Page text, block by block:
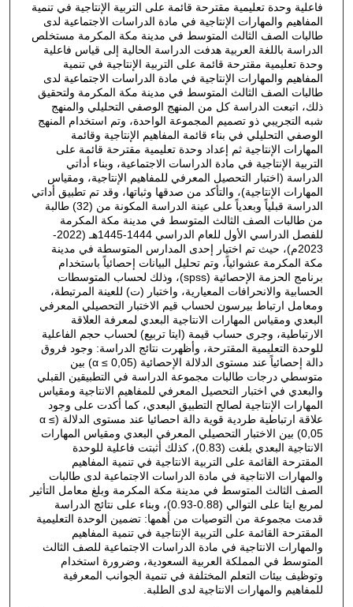
فاعلية وحدة تعليمية مقترحة قائمة على التربية الإنتاجية في تنمية
المفاهيم والمهارات الإنتاجية في مادة الدراسات الاجتماعية لدى
طالبات الصف الثالث المتوسط في مدينة مكة المكرمة مستخلص
الدراسة باللغة العربية هدفت الدراسة الحالية إلى قياس فاعلية
وحدة تعليمية مقترحة قائمة على التربية الإنتاجية في تنمية
المفاهيم والمهارات الإنتاجية في مادة الدراسات الاجتماعية لدى
طالبات الصف الثالث المتوسط في مدينة مكة المكرمة ولتحقيق
ذلك، اتبعت الدراسة كل من المنهج الوصفي التحليلي والمنهج
شبه التجريبي ذو تصميم المجموعة الواحدة، وتم استخدام المنهج
الوصفي التحليلي في بناء قائمة المفاهيم الإنتاجية وقائمة
المهارات الإنتاجية ثم إعداد وحدة تعليمية مقترحة قائمة على
التربية الإنتاجية في مادة الدراسات الاجتماعية، وبناء أداتي
الدراسة (اختبار التحصيل المعرفي للمفاهيم الإنتاجية، ومقياس
المهارات الإنتاجية)، والتأكد من صدقها وثباتها، وقد تم تطبيق أداتي
الدراسة قبلياً وبعدياً على عينة الدراسة المكونة من (32) طالبة
من طالبات الصف الثالث المتوسط في مدينة مكة المكرمة
للفصل الدراسي الأول للعام الدراسي 1444-1445هـ (2022-
2023م)، حيث تم اختيار إحدى المدارس المتوسطة في مدينة
مكة المكرمة عشوائياً، وتم تحليل البيانات إحصائياً باستخدام
برنامج الحزمة الإحصائية (spss)، وذلك لحساب المتوسطات
الحسابية والانحرافات المعيارية، واختبار (ت) للعينة المرتبطة،
ومعامل ارتباط بيرسون لحساب قيم الاختبار التحصيلي المعرفي
البعدي ومقياس المهارات الانتاجية البعدي لمعرفة العلاقة
الارتباطية، وجرى حساب قيمة (ايتا تربيع) لحساب حجم الفاعلية
للوحدة التعليمية المقترحة، وأظهرت نتائج الدراسة: وجود فروق
دالة إحصائياً عند مستوى الدلالة الإحصائية (α ≤ 0,05) بين
متوسطي درجات طالبات مجموعة الدراسة في التطبيقين القبلي
والبعدي في اختبار التحصيل المعرفي للمفاهيم الانتاجية ومقياس
المهارات الإنتاجية لصالح التطبيق البعدي، كما أكدت على وجود
علاقة ارتباطية طردية قوية دالة احصائيا عند مستوى الدلالة (α ≤
0,05) بين الاختبار التحصيلي المعرفي البعدي ومقياس المهارات
الانتاجية البعدي بلغت (0.83)، كذلك أثبتت فاعلية للوحدة
المقترحة القائمة على التربية الانتاجية في تنمية المفاهيم
والمهارات الانتاجية في مادة الدراسات الاجتماعية لدى طالبات
الصف الثالث المتوسط في مدينة مكة المكرمة وبلغ معامل التأثير
لمربع ايتا على التوالي (0.88-0.93)، وبناء على نتائج الدراسة
قدمت مجموعة من التوصيات من أهمها: تضمين الوحدة التعليمية
المقترحة القائمة على التربية الإنتاجية في تنمية المفاهيم
والمهارات الانتاجية في مادة الدراسات الاجتماعية للصف الثالث
المتوسط في المملكة العربية السعودية، وضرورة استخدام
وتوظيف بيئات التعلم المختلفة في تنمية الجوانب المعرفية
للمفاهيم والمهارات الانتاجية لدى الطلبة.